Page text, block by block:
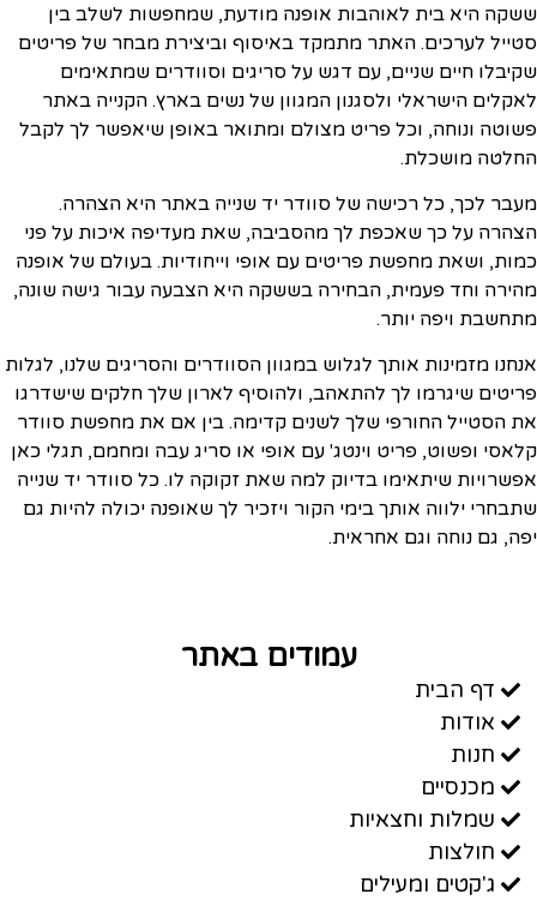
ששקה היא בית לאוהבות אופנה מודעת, שמחפשות לשלב בין
סטייל לערכים. האתר מתמקד באיסוף וביצירת מבחר של פריטים
שקיבלו חיים שניים, עם דגש על סריגים וסוודרים שמתאימים
לאקלים הישראלי ולסגנון המגוון של נשים בארץ. הקנייה באתר
פשוטה ונוחה, וכל פריט מצולם ומתואר באופן שיאפשר לך לקבל
החלטה מושכלת.
מעבר לכך, כל רכישה של סוודר יד שנייה באתר היא הצהרה.
הצהרה על כך שאכפת לך מהסביבה, שאת מעדיפה איכות על פני
כמות, ושאת מחפשת פריטים עם אופי וייחודיות. בעולם של אופנה
מהירה וחד פעמית, הבחירה בששקה היא הצבעה עבור גישה שונה,
מתחשבת ויפה יותר.
אנחנו מזמינות אותך לגלוש במגוון הסוודרים והסריגים שלנו, לגלות
פריטים שיגרמו לך להתאהב, ולהוסיף לארון שלך חלקים שישדרגו
את הסטייל החורפי שלך לשנים קדימה. בין אם את מחפשת סוודר
קלאסי ופשוט, פריט וינטג' עם אופי או סריג עבה ומחמם, תגלי כאן
אפשרויות שיתאימו בדיוק למה שאת זקוקה לו. כל סוודר יד שנייה
שתבחרי ילווה אותך בימי הקור ויזכיר לך שאופנה יכולה להיות גם
יפה, גם נוחה וגם אחראית.
עמודים באתר
דף הבית
אודות
חנות
מכנסיים
שמלות וחצאיות
חולצות
ג'קטים ומעילים